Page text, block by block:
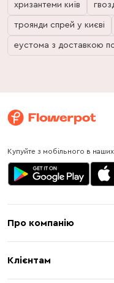
хризантеми київ
троянди спрей у києві
еустома з доставкою
Купуйте з мобільного в
Про компанію
Клієнтам